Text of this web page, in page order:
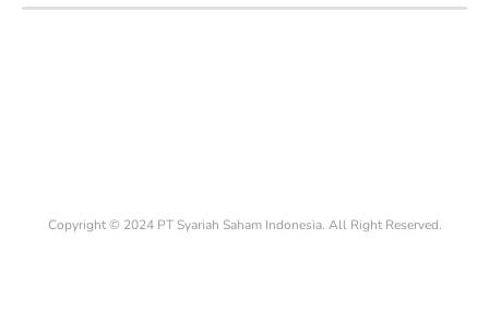
Copyright © 2024 PT Syariah Saham Indonesia. All Right Reserved.